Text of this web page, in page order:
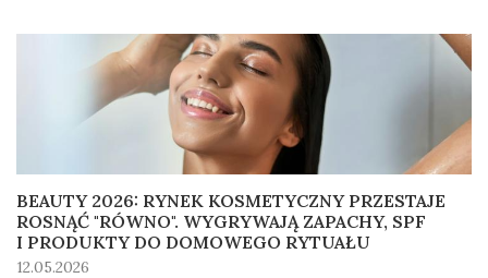
BEAUTY 2026: RYNEK KOSMETYCZNY PRZESTAJE
ROSNĄĆ "RÓWNO". WYGRYWAJĄ ZAPACHY, SPF
I PRODUKTY DO DOMOWEGO RYTUAŁU
12.05.2026